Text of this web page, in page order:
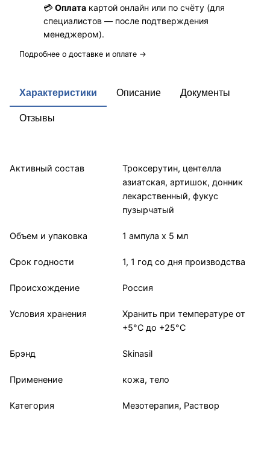
💳 Оплата картой онлайн или по счёту (для
специалистов — после подтверждения
менеджером).
Подробнее о доставке и оплате →
Характеристики Описание Документы
Отзывы
Активный состав
Троксерутин, центелла
азиатская, артишок, донник
лекарственный, фукус
пузырчатый
Объем и упаковка 1 ампула x 5 мл
Срок годности 1, 1 год со дня производства
Происхождение Россия
Условия хранения
Хранить при температуре от
+5°С до +25°С
Брэнд Skinasil
Применение кожа, тело
Категория Мезотерапия, Раствор